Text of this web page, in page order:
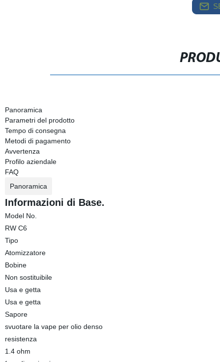
Panoramica
Parametri del prodotto
Tempo di consegna
Metodi di pagamento
Avvertenza
Profilo aziendale
FAQ
Panoramica
Informazioni di Base.
Model No.
RW C6
Tipo
Atomizzatore
Bobine
Non sostituibile
Usa e getta
Usa e getta
Sapore
svuotare la vape per olio denso
resistenza
1.4 ohm